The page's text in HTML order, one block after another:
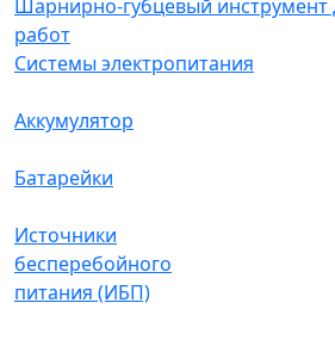
Шарнирно-губцевый инструмент
работ
Системы электропитания
Аккумулятор
Батарейки
Источники
бесперебойного
питания (ИБП)